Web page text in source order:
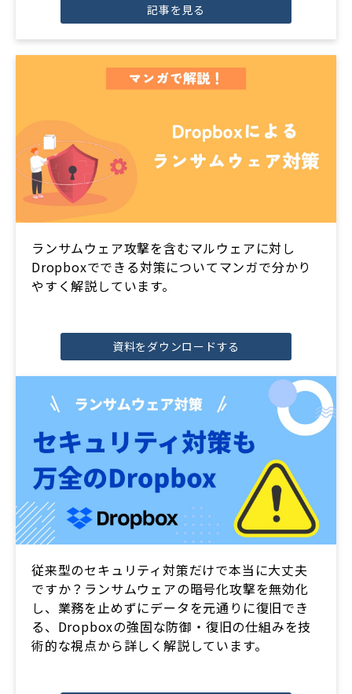
記事を見る
ランサムウェア攻撃を含むマルウェアに対し
Dropboxでできる対策についてマンガで分かり
やすく解説しています。
資料をダウンロードする
従来型のセキュリティ対策だけで本当に大丈夫
ですか？ランサムウェアの暗号化攻撃を無効化
し、業務を止めずにデータを元通りに復旧でき
る、Dropboxの強固な防御・復旧の仕組みを技
術的な視点から詳しく解説しています。